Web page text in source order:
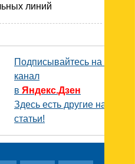
линий
Подписывайтесь на наш
канал
в Яндекс.Дзен
Здесь есть другие наши
статьи!